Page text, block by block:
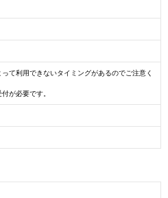
て利用できないタイミングがあるのでご注意く
が必要です。